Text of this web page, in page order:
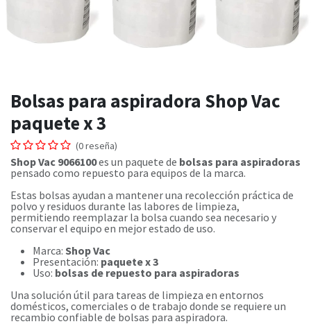
Bolsas para aspiradora Shop Vac
paquete x 3
(0 reseña)
Shop Vac 9066100es un paquete de bolsas para aspiradoras
pensado como repuesto para equipos de la marca.
Estas bolsas ayudan a mantener una recolección práctica de
polvo y residuos durante las labores de limpieza,
permitiendo reemplazar la bolsa cuando sea necesario y
conservar el equipo en mejor estado de uso.
Marca: Shop Vac
Presentación: paquete x 3
Uso: bolsas de repuesto para aspiradoras
Una solución útil para tareas de limpieza en entornos
domésticos, comerciales o de trabajo donde se requiere un
recambio confiable de bolsas para aspiradora.